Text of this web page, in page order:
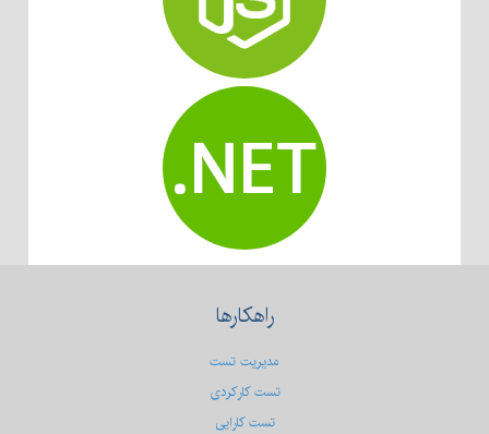
راهکارها
مدیریت تست
تست کارکردی
تست كارایی